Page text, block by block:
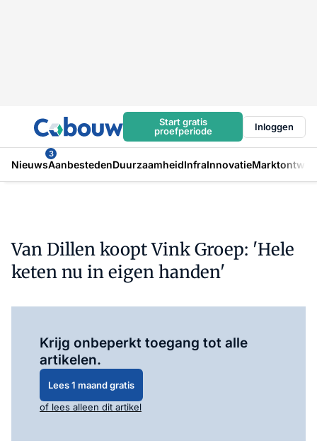
Start gratis
proefperiode
Inloggen
Nieuws
3
AanbestedenDuurzaamheidInfraInnovatie
Van Dillen koopt Vink Groep: 'Hele
keten nu in eigen handen'
Krijg onbeperkt toegang tot alle
artikelen.
Lees 1 maand gratis
of lees alleen dit artikel